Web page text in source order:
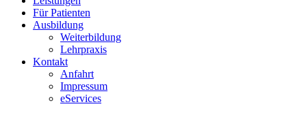
Für Patienten
Ausbildung
Weiterbildung
Lehrpraxis
Kontakt
Anfahrt
Impressum
eServices